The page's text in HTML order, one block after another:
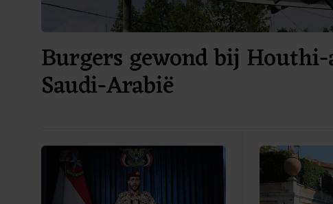
Burgers gewond bij
Saudi-Arabië